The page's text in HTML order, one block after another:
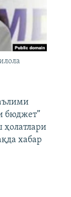
бюджет”
ҳолатлари
хабар